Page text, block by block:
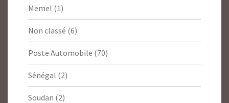
Memel (1)
Non classé (6)
Poste Automobile (70)
Sénégal (2)
Soudan (2)